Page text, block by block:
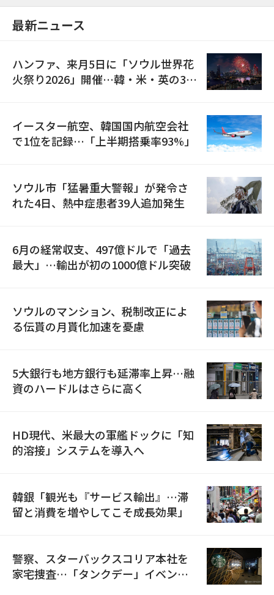
最新ニュース
ハンファ、来月5日に「ソウル世界花
火祭り2026」開催…韓・米・英の3カ
イースター航空、韓国国内航空会社
で1位を記録…「上半期搭乗率93%」
ソウル市「猛暑重大警報」が発令さ
れた4日、熱中症患者39人追加発生
6月の経常収支、497億ドルで「過去
最大」…輸出が初の1000億ドル突破
ソウルのマンション、税制改正によ
る伝貰の月貰化加速を憂慮
5大銀行も地方銀行も延滞率上昇…融
資のハードルはさらに高く
HD現代、米最大の軍艦ドックに「知
的溶接」システムを導入へ
韓銀「観光も『サービス輸出』…滞
留と消費を増やしてこそ成長効果」
警察、スターバックスコリア本社を
家宅捜査…「タンクデー」イベント